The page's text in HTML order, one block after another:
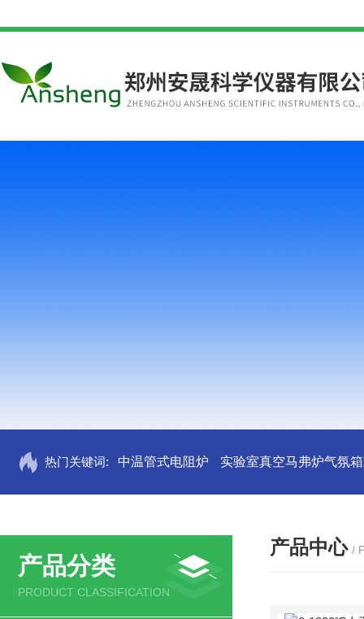
热门关键词: 中温管式电阻炉 实验室真空马弗炉气氛
产品分类
PRODUCT CLASSIFICATION
产品中心 /